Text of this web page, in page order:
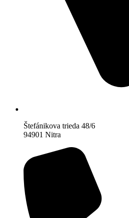
Štefánikova trieda 48/6
94901 Nitra